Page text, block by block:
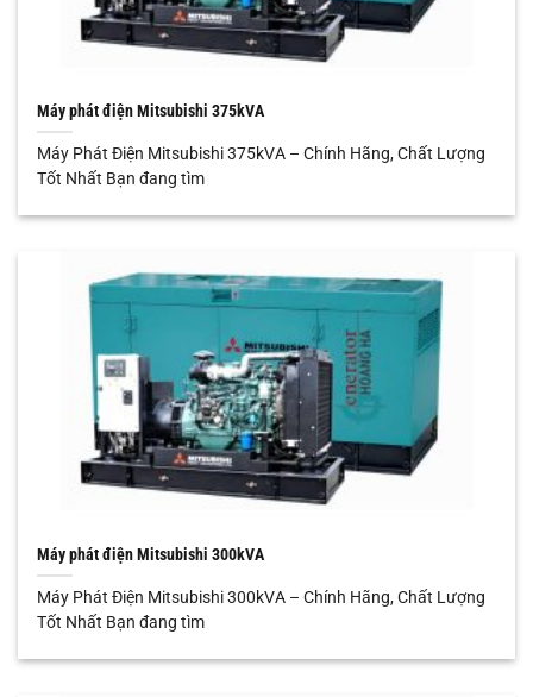
Máy phát điện Mitsubishi 375kVA
Máy Phát Điện Mitsubishi 375kVA – Chính Hãng, Chất Lượng
Tốt Nhất Bạn đang tìm
Máy phát điện Mitsubishi 300kVA
Máy Phát Điện Mitsubishi 300kVA – Chính Hãng, Chất Lượng
Tốt Nhất Bạn đang tìm